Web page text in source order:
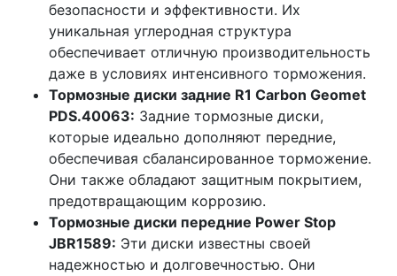
безопасности и эффективности. Их
уникальная углеродная структура
обеспечивает отличную производительность
даже в условиях интенсивного торможения.
Тормозные диски задние R1 Carbon Geomet
PDS.40063: Задние тормозные диски,
которые идеально дополняют передние,
обеспечивая сбалансированное торможение.
Они также обладают защитным покрытием,
предотвращающим коррозию.
Тормозные диски передние Power Stop
JBR1589: Эти диски известны своей
надежностью и долговечностью. Они